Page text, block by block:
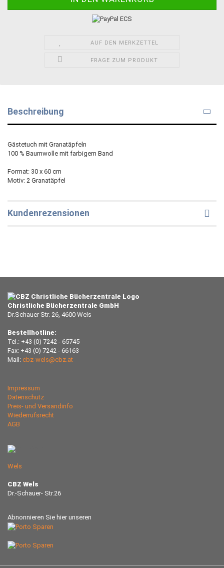
AUF DEN MERKZETTEL
FRAGE ZUM PRODUKT
Beschreibung
Gästetuch mit Granatäpfeln
100 % Baumwolle mit farbigem Band
Format: 30 x 60 cm
Motiv: 2 Granatäpfel
Kundenrezensionen
Christliche Bücherzentrale GmbH
Dr.Schauer Str. 26, 4600 Wels
Bestellhotline:
Tel.: +43 (0) 7242 - 65745
Fax: +43 (0) 7242 - 66163
Mail: cbz-wels@cbz.at
Impressum
Datenschutz
Preis- und Versandinfo
Wiederrufsrecht
AGB
Wels
CBZ Wels
Dr.-Schauer- Str.26
Abnonnieren Sie hier unseren